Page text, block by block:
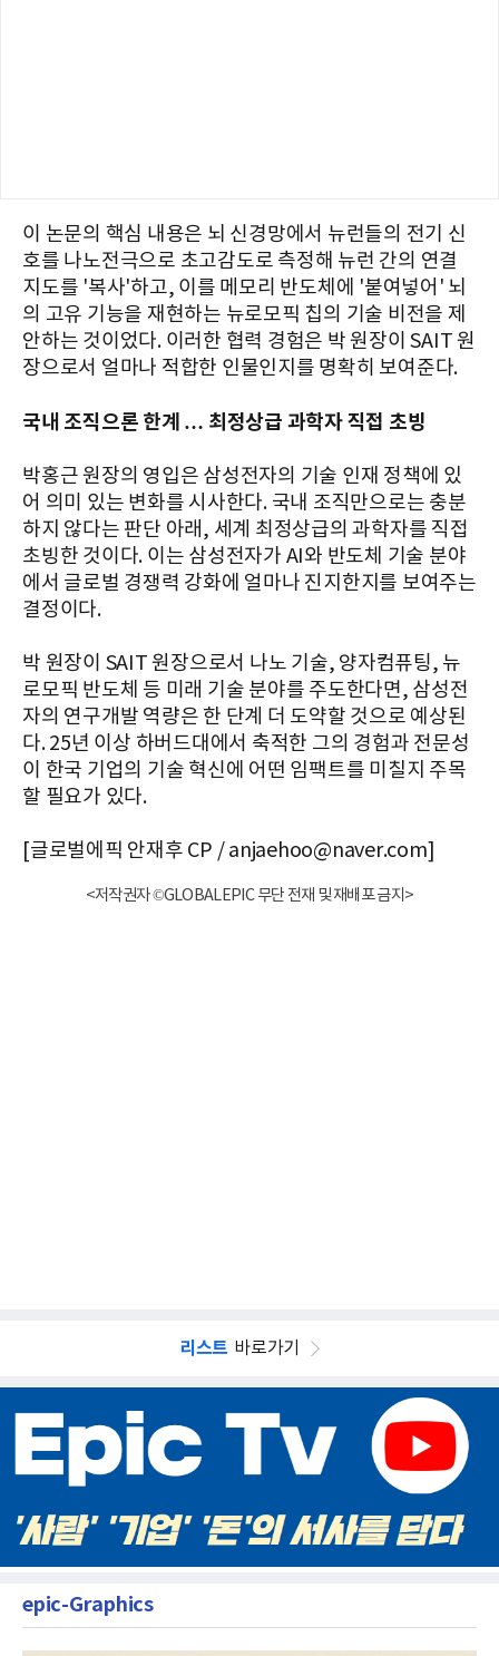
이 논문의 핵심 내용은 뇌 신경망에서 뉴런들의 전기 신
호를 나노전극으로 초고감도로 측정해 뉴런 간의 연결
지도를 '복사'하고, 이를 메모리 반도체에 '붙여넣어' 뇌
의 고유 기능을 재현하는 뉴로모픽 칩의 기술 비전을 제
안하는 것이었다. 이러한 협력 경험은 박 원장이 SAIT 원
장으로서 얼마나 적합한 인물인지를 명확히 보여준다.
국내 조직으론 한계 … 최정상급 과학자 직접 초빙
박홍근 원장의 영입은 삼성전자의 기술 인재 정책에 있
어 의미 있는 변화를 시사한다. 국내 조직만으로는 충분
하지 않다는 판단 아래, 세계 최정상급의 과학자를 직접
초빙한 것이다. 이는 삼성전자가 AI와 반도체 기술 분야
에서 글로벌 경쟁력 강화에 얼마나 진지한지를 보여주는
결정이다.
박 원장이 SAIT 원장으로서 나노 기술, 양자컴퓨팅, 뉴
로모픽 반도체 등 미래 기술 분야를 주도한다면, 삼성전
자의 연구개발 역량은 한 단계 더 도약할 것으로 예상된
다. 25년 이상 하버드대에서 축적한 그의 경험과 전문성
이 한국 기업의 기술 혁신에 어떤 임팩트를 미칠지 주목
할 필요가 있다.
[글로벌에픽 안재후 CP / anjaehoo@naver.com]
<저작권자 ©GLOBALEPIC 무단 전재 및 재배포 금지>
리스트 바로가기
epic-Graphics